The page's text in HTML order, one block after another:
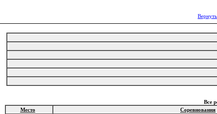
Все
Место
Соревнования